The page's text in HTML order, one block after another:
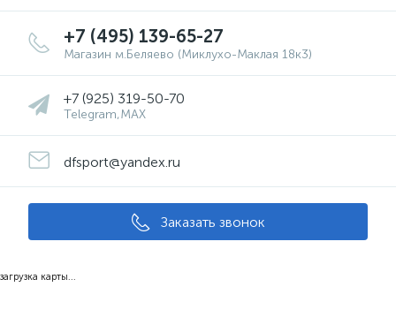
+7 (495) 139-65-27
Магазин м.Беляево (Миклухо-Маклая 18к3)
+7 (925) 319-50-70
Telegram,MAX
dfsport@yandex.ru
Заказать звонок
загрузка карты...